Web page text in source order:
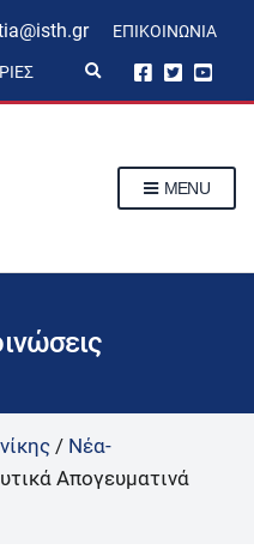
ΕΠΙΚΟΙΝΩΝΊΑ
p
m
MENU
/ Νέα-
Απογευματινά